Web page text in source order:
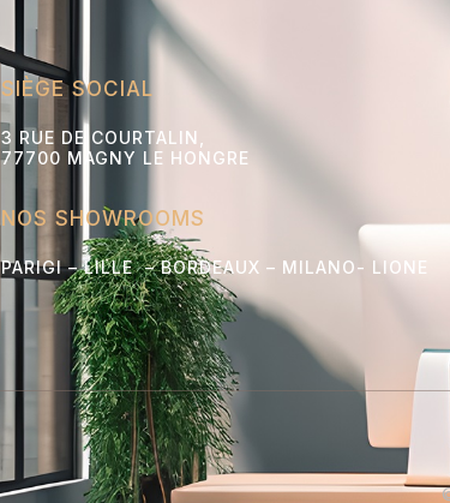
SIÈGE SOCIAL
3 RUE DE COURTALIN,
77700 MAGNY LE HONGRE
NOS SHOWROOMS
PARIGI – LILLE – BORDEAUX – MILANO- L IONE